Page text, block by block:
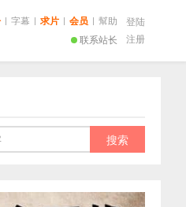
联系站长
| 字幕 | 求片 | 会员 | 幫助
登陆
注册